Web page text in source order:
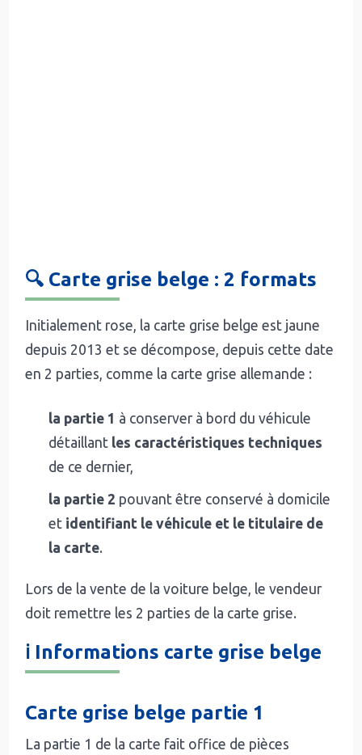
🔍 Carte grise belge : 2 formats
Initialement rose, la carte grise belge est jaune
depuis 2013 et se décompose, depuis cette date
en 2 parties, comme la carte grise allemande :
la partie 1 à conserver à bord du véhicule
détaillant les caractéristiques techniques
de ce dernier,
la partie 2 pouvant être conservé à domicile
et identifiant le véhicule et le titulaire de
la carte.
Lors de la vente de la voiture belge, le vendeur
doit remettre les 2 parties de la carte grise.
ℹ️ Informations carte grise belge
Carte grise belge partie 1
La partie 1 de la carte fait office de pièces